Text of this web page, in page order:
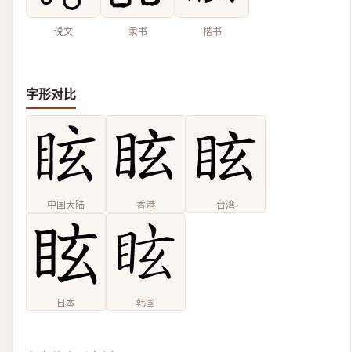
说文 隶书 楷书
字形对比
中国大陆 香港 台湾
日本 韩国